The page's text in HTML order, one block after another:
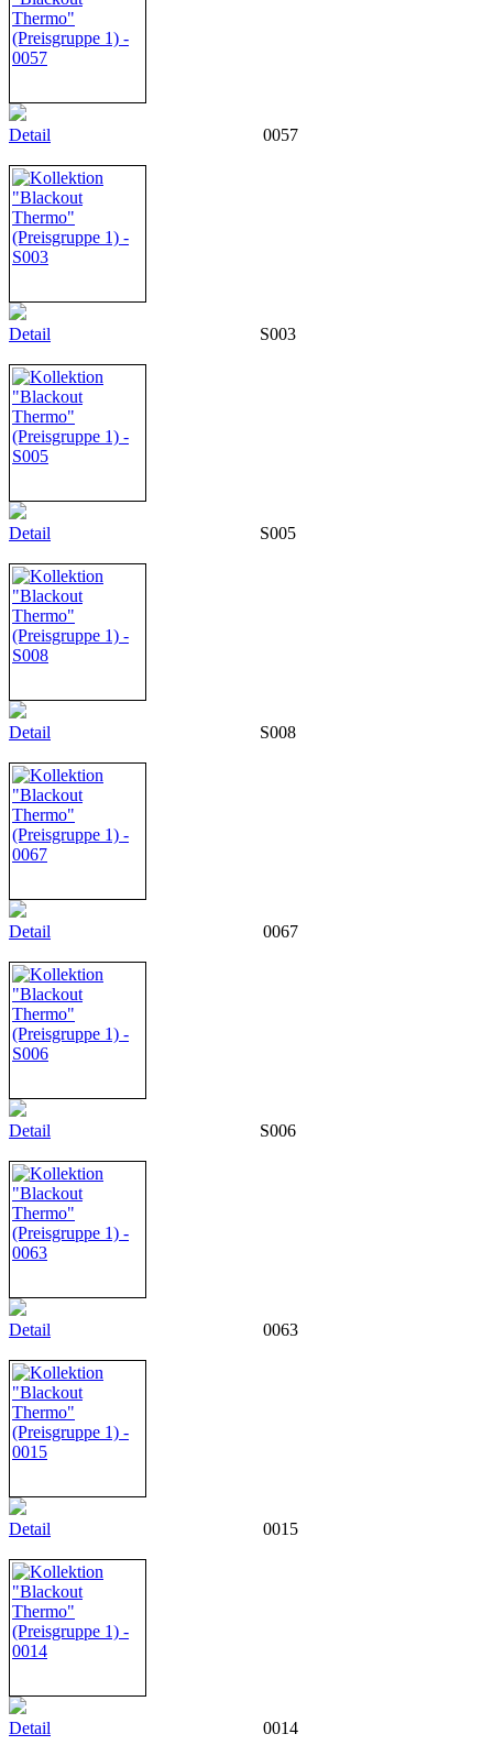
Detail 0057
Detail S003
Detail S005
Detail S008
Detail 0067
Detail S006
Detail 0063
Detail 0015
Detail 0014